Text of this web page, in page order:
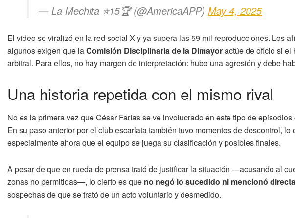
— La Mechita ⭐15🏆 (@AmericaAPP) May 4, 2025
El video se viralizó en la red social X y ya supera las 59 mil reproducciones. Los
algunos exigen que laComisión Disciplinaria de la Dimayoractúe de oficio si el
arbitral. Para ellos, no hay margen de interpretación: hubo una agresión y debe
Una historia repetida con el mismo rival
No es la primera vez que César Farías se ve involucrado en este tipo de episodios
En su paso anterior por el club escarlata también tuvo momentos de descontrol,
especialmente ahora que el equipo se juega su clasificación y posibles finales.
A pesar de que en rueda de prensa trató de justificar la situación —acusando al
zonas no permitidas—, lo cierto es que no negó lo sucedido ni mencionó
sospechas de que se trató de un acto voluntario y desmedido.